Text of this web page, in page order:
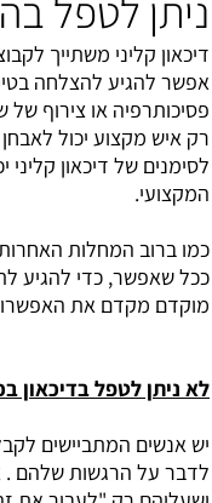
דיכאון קליני משתייך
אפשר להגיע להצלחה
פסיכותרפיה או צירוף של
רק איש מקצוע יכול
לסימנים של דיכאון
המקצועי.
כמו ברוב המחלות
ככל שאפשר, כדי להגיע
מוקדם מקדם את
לא ניתן לטפל בדיכאון
יש אנשים המתביישים
לדבר על הרגשות שלהם .